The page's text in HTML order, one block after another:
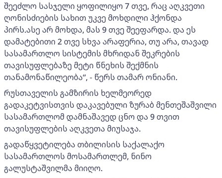
შეეძლო სასჯელი ყოფილიყო 7 თვე, რაც აღკვეთი
ღონისძიების სახით უკვე მოხდილი ჰქონდა
პირს.ასე არ მოხდა, მას 9 თვე შეეფარდა. და ეს
დამატებითი 2 თვე სხვა არაფერია, თუ არა, თავად
სასამართლო სისტემის მხრიდან შეკრების
თავისუფლებაზე მეტი წნეხის შექმნის
თანამონაწილეობა“, - წერს თამარ ონიანი.
რუსთაველის გამზირის ხელმეორედ
გადაკეტვისთვის დაკავებული ზურაბ მენთეშაშვილი
სასამართლომ დამნაშავედ ცნო და 9 თვით
თავისუფლების აღკვეთა მიუსაჯა.
გადაწყვეტილება თბილისის საქალაქო
სასამართლოს მოსამართლემ, ნინო
გალუსტაშვილმა მიიღო.